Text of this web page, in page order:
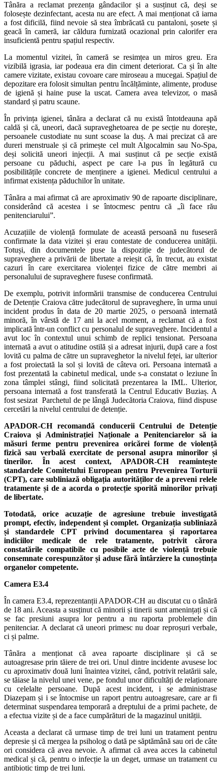
Tânăra a reclamat prezența gândacilor și a susținut că, deși se
folosește dezinfectant, acesta nu are efect. A mai menționat că iarna
a fost dificilă, fiind nevoie să stea îmbrăcată cu pantaloni, șosete și
geacă în cameră, iar căldura furnizată ocazional prin calorifer era
insuficientă pentru spațiul respectiv.
La momentul vizitei, în cameră se resimțea un miros greu. Era
vizibilă igrasia, iar podeaua era din ciment deteriorat. Ca și în alte
camere vizitate, existau covoare care miroseau a mucegai. Spațiul de
depozitare era folosit simultan pentru încălțăminte, alimente, produse
de igienă și haine puse la uscat. Camera avea televizor, o masă
standard și patru scaune.
În privința igienei, tânăra a declarat că nu există întotdeauna apă
caldă și că, uneori, dacă supraveghetoarea de pe secție nu dorește,
persoanele custodiate nu sunt scoase la duș. A mai precizat că are
dureri menstruale și că primește cel mult Algocalmin sau No-Spa,
deși solicită uneori injecții. A mai susținut că pe secție există
persoane cu păduchi, aspect pe care l-a pus în legătură cu
posibilitățile concrete de menținere a igienei. Medicul centrului a
infirmat existența păduchilor în unitate.
Tânăra a mai afirmat că are aproximativ 90 de rapoarte disciplinare,
considerând că acestea i se întocmesc pentru că „îi face rău
penitenciarului”.
Acuzațiile de violență formulate de această persoană nu fuseseră
confirmate la data vizitei și erau contestate de conducerea unității.
Totuși, din documentele puse la dispoziție de judecătorul de
supraveghere a privării de libertate a reieșit că, în trecut, au existat
cazuri în care exercitarea violenței fizice de către membri ai
personalului de supraveghere fusese confirmată.
De exemplu, potrivit informării transmise de conducerea Centrului
de Detenție Craiova către judecătorul de supraveghere, în urma unui
incident produs în data de 20 martie 2025, o persoană internată
minoră, în vârstă de 17 ani la acel moment, a reclamat că a fost
implicată într-un conflict cu personalul de supraveghere. Incidentul a
avut loc în contextul unui schimb de replici tensionat. Persoana
internată a avut o atitudine ostilă și a adresat injurii, după care a fost
lovită cu palma de către un supraveghetor la nivelul feței, iar ulterior
a fost proiectată la sol și lovită de câteva ori. Persoana internată a
fost prezentată la cabinetul medical, unde s-a constatat o leziune în
zona tâmplei stângi, fiind solicitată prezentarea la IML. Ulterior,
persoana internată a fost transferată la Centrul Educativ Buziaș. A
fost sesizat Parchetul de pe lângă Judecătoria Craiova, fiind dispuse
cercetări la nivelul centrului de detenție.
APADOR-CH recomandă conducerii Centrului de Detenție
Craiova și Administrației Naționale a Penitenciarelor să ia
măsuri ferme pentru prevenirea oricărei forme de violență
fizică sau verbală exercitate de personal asupra minorilor și
tinerilor. În acest context, APADOR-CH reamintește
standardele Comitetului European pentru Prevenirea Torturii
(CPT), care subliniază obligația autorităților de a preveni relele
tratamente și de a acorda o protecție sporită minorilor privați
de libertate.
Totodată, orice acuzație de agresiune trebuie investigată
prompt, efectiv, independent și complet. Organizația subliniază
și standardele CPT privind documentarea și raportarea
indiciilor medicale de rele tratamente, potrivit cărora
constatările compatibile cu posibile acte de violență trebuie
consemnate corespunzător și aduse fără întârziere la cunoștința
organelor competente.
Camera E3.4
În camera E3.4, reprezentanții APADOR-CH au discutat cu o tânără
de 18 ani. Aceasta a susținut că minorii și tinerii sunt amenințați și că
se fac presiuni asupra lor pentru a nu raporta problemele din
penitenciar. A declarat că uneori primesc nu doar reproșuri verbale,
ci și palme.
Tânăra a menționat că avea rapoarte disciplinare și că se
autoagresase prin tăiere de trei ori. Unul dintre incidente avusese loc
cu aproximativ două luni înaintea vizitei, când, potrivit relatării sale,
se tăiase la nivelul unei vene, pe fondul unor dificultăți de relaționare
cu celelalte persoane. După acest incident, i se administrase
Diazepam și i se întocmise un raport pentru autoagresare, care ar fi
determinat suspendarea temporară a dreptului de a primi pachete, de
a efectua vizite și de a face cumpărături de la magazinul unității.
Aceasta a declarat că urmase timp de trei luni un tratament pentru
depresie și că mergea la psiholog o dată pe săptămână sau ori de câte
ori considera că avea nevoie. A afirmat că avea acces la cabinetul
medical și că, pentru o infecție la un deget, urmase un tratament cu
antibiotic timp de trei luni.